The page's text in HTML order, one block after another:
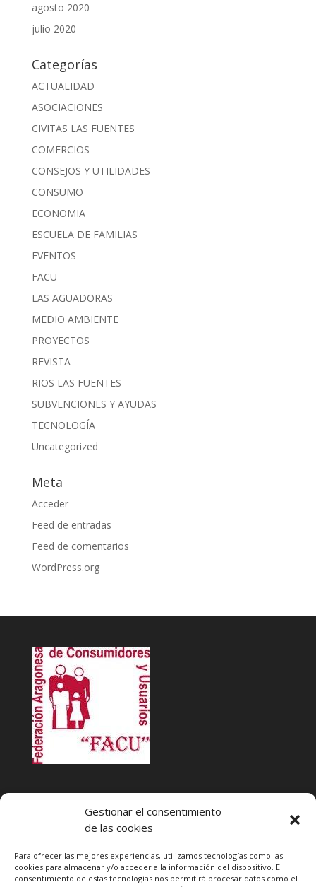
Gestionar el consentimiento
de las cookies
Para ofrecer las mejores experiencias, utilizamos tecnologías como las
cookies para almacenar y/o acceder a la información del dispositivo. El
consentimiento de estas tecnologías nos permitirá procesar datos como el
agosto 2020
julio 2020
Categorías
ACTUALIDAD
ASOCIACIONES
CIVITAS LAS FUENTES
COMERCIOS
CONSEJOS Y UTILIDADES
CONSUMO
ECONOMIA
ESCUELA DE FAMILIAS
EVENTOS
FACU
LAS AGUADORAS
MEDIO AMBIENTE
PROYECTOS
REVISTA
RIOS LAS FUENTES
SUBVENCIONES Y AYUDAS
TECNOLOGÍA
Uncategorized
Meta
Acceder
Feed de entradas
Feed de comentarios
WordPress.org
MARTES Y JUEVES de17:00 a 20 horas
Teléfono de contacto976 13 47 92